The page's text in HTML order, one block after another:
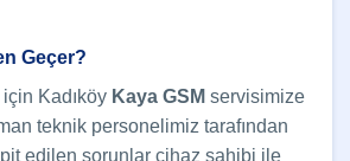
Geçer?
Kadıköy Kaya GSM servisimize
teknik personelimiz tarafından
edilen sorunlar cihaz sahibi ile